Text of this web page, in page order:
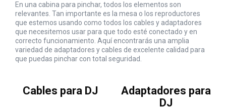
En una cabina para pinchar, todos los elementos son
relevantes. Tan importante es la mesa o los reproductores
que estemos usando como todos los cables y adaptadores
que necesitemos usar para que todo esté conectado y en
correcto funcionamiento. Aquí encontrarás una amplia
variedad de adaptadores y cables de excelente calidad para
que puedas pinchar con total seguridad.
Cables para DJ
Adaptadores para
DJ